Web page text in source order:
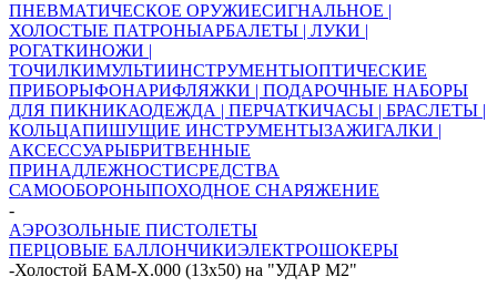
ПНЕВМАТИЧЕСКОЕ ОРУЖИЕСИГНАЛЬНОЕ |
ХОЛОСТЫЕ ПАТРОНЫАРБАЛЕТЫ | ЛУКИ |
РОГАТКИНОЖИ |
ТОЧИЛКИМУЛЬТИИНСТРУМЕНТЫОПТИЧЕСКИЕ
ПРИБОРЫФОНАРИФЛЯЖКИ | ПОДАРОЧНЫЕ НАБОРЫ
ДЛЯ ПИКНИКАОДЕЖДА | ПЕРЧАТКИЧАСЫ | БРАСЛЕТЫ |
КОЛЬЦАПИШУЩИЕ ИНСТРУМЕНТЫЗАЖИГАЛКИ |
АКСЕССУАРЫБРИТВЕННЫЕ
ПРИНАДЛЕЖНОСТИСРЕДСТВА
САМООБОРОНЫПОХОДНОЕ СНАРЯЖЕНИЕ
-
АЭРОЗОЛЬНЫЕ ПИСТОЛЕТЫ
ПЕРЦОВЫЕ БАЛЛОНЧИКИЭЛЕКТРОШОКЕРЫ
-Холостой БАМ-Х.000 (13х50) на "УДАР М2"